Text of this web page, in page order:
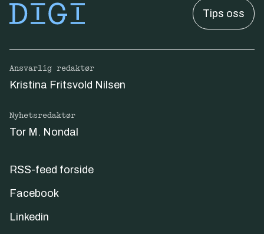
Tips oss
Ansvarlig redaktør
Kristina Fritsvold Nilsen
Nyhetsredaktør
Tor M. Nondal
RSS-feed forside
Facebook
Linkedin